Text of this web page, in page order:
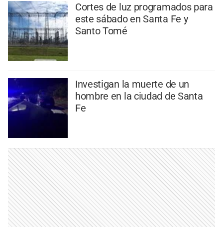
Cortes de luz programados para
este sábado en Santa Fe y
Santo Tomé
Investigan la muerte de un
hombre en la ciudad de Santa
Fe